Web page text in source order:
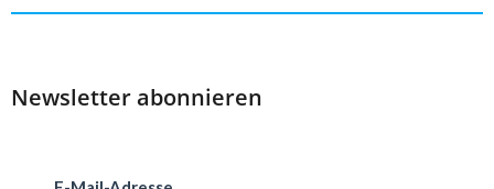
Newsletter abonnieren